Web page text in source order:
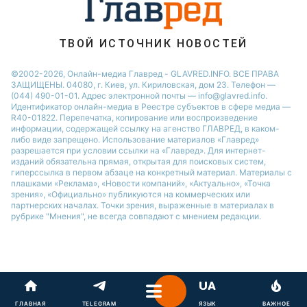
ТВОЙ ИСТОЧНИК НОВОСТЕЙ
©2002-2026, Онлайн-медиа Главред - GLAVRED.INFO. ВСЕ ПРАВА
ЗАЩИЩЕНЫ. 04080, г. Киев, ул. Кириловская, дом 23. Телефон —
(044) 490-01-01. Адрес электронной почты — info@glavred.info.
Идентификатор онлайн-медиа в Реестре cубъектов в сфере медиа —
R40-01822. Перепечатка, копирование или воспроизведение
информации, содержащей ссылку на агенство ГЛАВРЕД, в каком-
либо виде запрещено. Использование материалов «Главред»
разрешается при условии ссылки на «Главред». Для интернет-
изданий обязательна прямая, открытая для поисковых систем,
гиперссылка в первом абзаце на конкретный материал. Материалы с
плашками «Реклама», «Новости компаний», «Актуально», «Точка
зрения», «Официально» публикуются на коммерческих или
партнерских началах. Точки зрения, выраженные в материалах в
рубрике "Мнения", не всегда совпадают с мнением редакции.
ГЛАВНАЯ TELEGRAM ЯЗЫК ВАЖНОЕ